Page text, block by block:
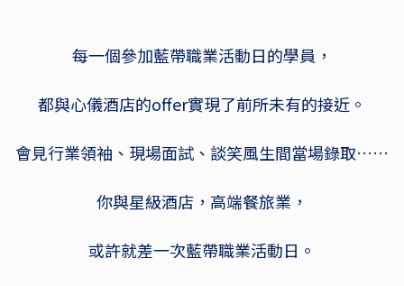
每一個參加藍帶職業活動日的學員，
都與心儀酒店的offer實現了前所未有的接近。
會見行業領袖、現場面試、談笑風生間當場錄取……
你與星級酒店，高端餐旅業，
或許就差一次藍帶職業活動日。